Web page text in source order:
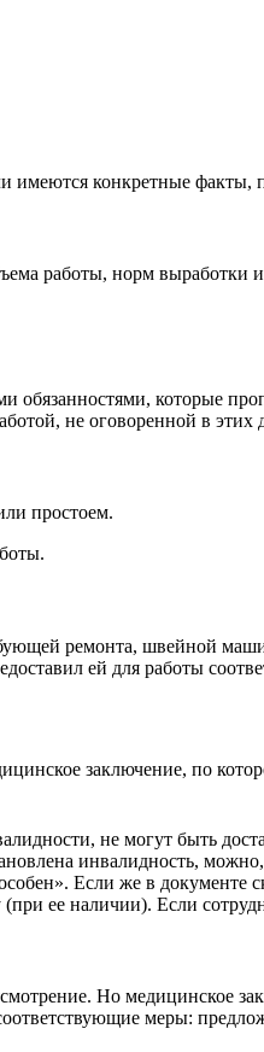
имеются конкретные
работы, норм выработки
обязанностями, которые
не оговоренной в этих
простоем.
ремонта, швейной
ей для работы
заключение, по
не могут быть
инвалидность,
Если же в документе
ее наличии). Если
Но медицинское
меры: